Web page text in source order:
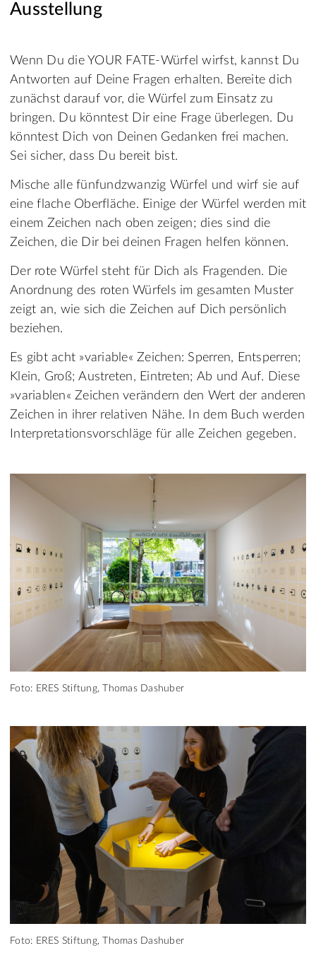
Ausstellung
Wenn Du die YOUR FATE-Würfel wirfst, kannst Du
Antworten auf Deine Fragen erhalten. Bereite dich
zunächst darauf vor, die Würfel zum Einsatz zu
bringen. Du könntest Dir eine Frage überlegen. Du
könntest Dich von Deinen Gedanken frei machen.
Sei sicher, dass Du bereit bist.
Mische alle fünfundzwanzig Würfel und wirf sie auf
eine flache Oberfläche. Einige der Würfel werden mit
einem Zeichen nach oben zeigen; dies sind die
Zeichen, die Dir bei deinen Fragen helfen können.
Der rote Würfel steht für Dich als Fragenden. Die
Anordnung des roten Würfels im gesamten Muster
zeigt an, wie sich die Zeichen auf Dich persönlich
beziehen.
Es gibt acht »variable« Zeichen: Sperren, Entsperren;
Klein, Groß; Austreten, Eintreten; Ab und Auf. Diese
»variablen« Zeichen verändern den Wert der anderen
Zeichen in ihrer relativen Nähe. In dem Buch werden
Interpretationsvorschläge für alle Zeichen gegeben.
Foto: ERES Stiftung, Thomas Dashuber
Foto: ERES Stiftung, Thomas Dashuber